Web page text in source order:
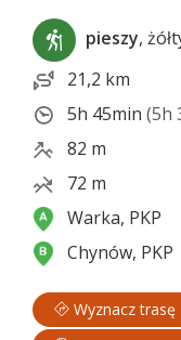
pieszy,
21,2 km
5h 45min (5h
82 m
72 m
Warka, PKP
Chynów, PKP
Wyznacz trasę